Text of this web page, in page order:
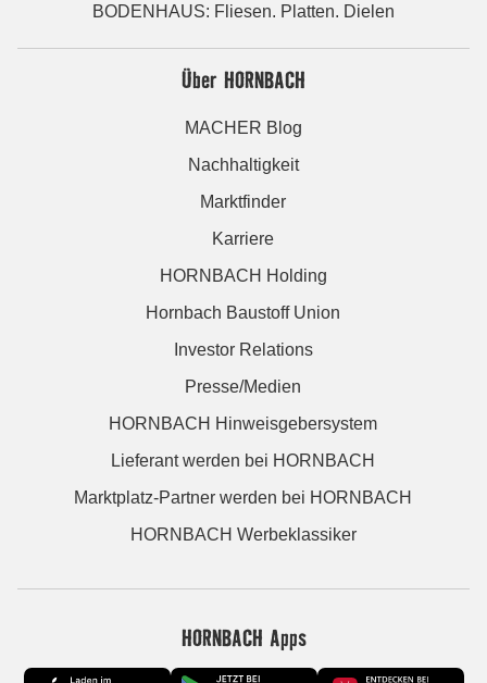
BODENHAUS: Fliesen. Platten. Dielen
Über HORNBACH
MACHER Blog
Nachhaltigkeit
Marktfinder
Karriere
HORNBACH Holding
Hornbach Baustoff Union
Investor Relations
Presse/Medien
HORNBACH Hinweisgebersystem
Lieferant werden bei HORNBACH
Marktplatz-Partner werden bei HORNBACH
HORNBACH Werbeklassiker
HORNBACH Apps